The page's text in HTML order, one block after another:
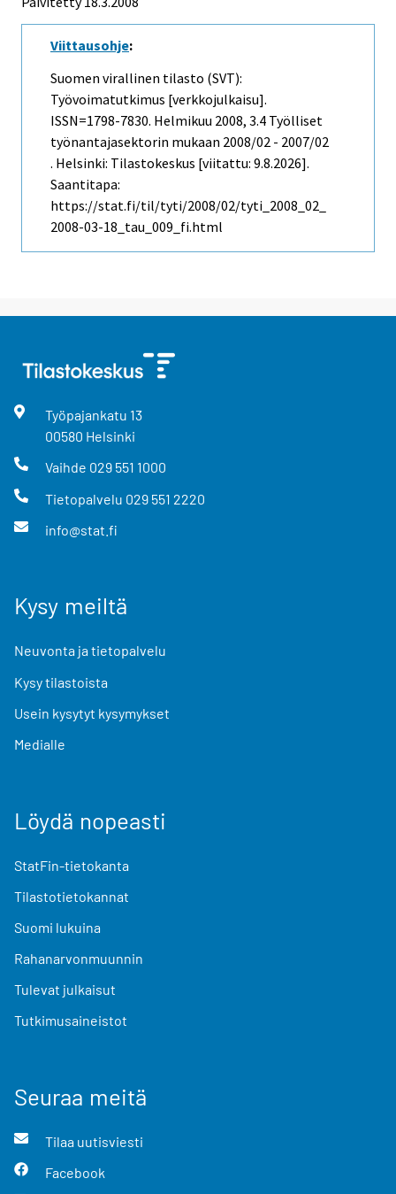
Viittausohje:
Suomen virallinen tilasto (SVT):
Työvoimatutkimus [verkkojulkaisu].
ISSN=1798-7830. Helmikuu 2008, 3.4 Työlliset
työnantajasektorin mukaan 2008/02 - 2007/02
. Helsinki: Tilastokeskus [viitattu: 9.8.2026].
Saantitapa:
https://stat.fi/til/tyti/2008/02/tyti_2008_02_
2008-03-18_tau_009_fi.html
Työpajankatu 13
00580 Helsinki
Vaihde 029 551 1000
Tietopalvelu 029 551 2220
info@stat.fi
Kysy meiltä
Neuvonta ja tietopalvelu
Kysy tilastoista
Usein kysytyt kysymykset
Medialle
Löydä nopeasti
StatFin-tietokanta
Tilastotietokannat
Suomi lukuina
Rahanarvonmuunnin
Tulevat julkaisut
Tutkimusaineistot
Seuraa meitä
Tilaa uutisviesti
Facebook